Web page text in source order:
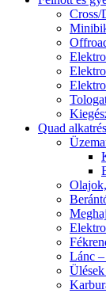
Cross/
Quad
Lánc